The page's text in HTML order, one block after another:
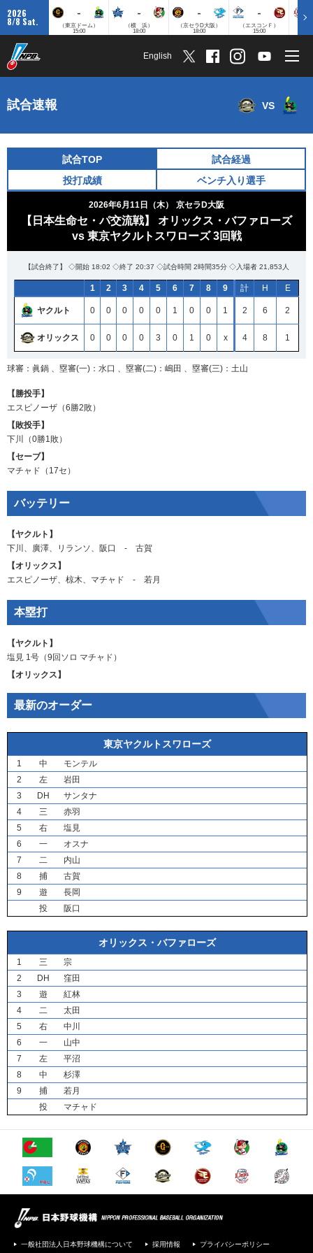
2026
8/8 Sat.
-
（東京ドーム）
15:00
-
（横 浜）
18:00
-
（京セラD大阪）
18:00
-
（エスコンＦ）
15:00
English
試合速報 VS
試合TOP
試合経過
投打成績
ベンチ入り選手
2026年6月11日（木） 京セラD大阪
【日本生命セ・パ交流戦】 オリックス・バファローズ
vs 東京ヤクルトスワローズ 3回戦
【試合終了】 ◇開始 18:02 ◇終了 20:37 ◇試合時間 2時間35分 ◇入場者 21,853人
1 2 3 4 5 6 7 8 9 計 H E
ヤクルト 0 0 0 0 0 1 0 0 1 2 6 2
オリックス 0 0 0 0 3 0 1 0 x 4 8 1
球審：眞鍋 、塁審(一)：水口 、塁審(二)：嶋田 、塁審(三)：土山
【勝投手】
エスピノーザ （6勝2敗）
【敗投手】
下川
（0勝1敗）
【セーブ】
マチャド （17セ）
バッテリー
【ヤクルト】
下川 、 廣澤、 リランソ、 阪口 ‐ 古賀
【オリックス】
エスピノーザ、 椋木、 マチャド ‐ 若月
本塁打
【ヤクルト】
塩見 1号（9回ソロ マチャド ）
【オリックス】
最新のオーダー
東京ヤクルトスワローズ
1 中
モンテル
2
左
岩田
3
DH
サンタナ
4
三
赤羽
5
右
塩見
6
一
オスナ
7
二
内山
8
捕
古賀
9
遊
長岡
投
阪口
オリックス・バファローズ
1 三
宗
2
DH
窪田
3
遊
紅林
4
二
太田
5
右
中川
6
一
山中
7
左
平沼
8
中
杉澤
9
捕
若月
投
マチャド
一般社団法人日本野球機構について 採用情報 プライバシーポリシー